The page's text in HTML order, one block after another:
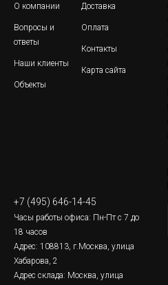
О компании
Вопросы и
ответы
Наши клиенты
Объекты
Доставка
Оплата
Контакты
Карта сайта
+7 (495) 646-14-45
Часы работы офиса: Пн-Пт с 7 до
18 часов
Адрес: 108813, г.Москва, улица
Хабарова, 2
Адрес склада: Москва, улица